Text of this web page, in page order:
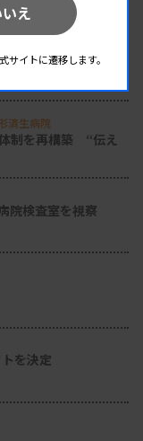
回］
済生病院
制を再構築 “伝え
院検査室を視察
を決定
え
イトに遷移します。